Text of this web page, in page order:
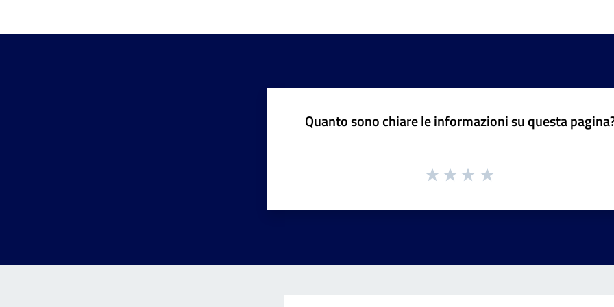
Quanto sono chiare le informazioni su questa